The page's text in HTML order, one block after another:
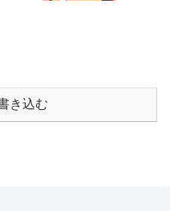
き込む